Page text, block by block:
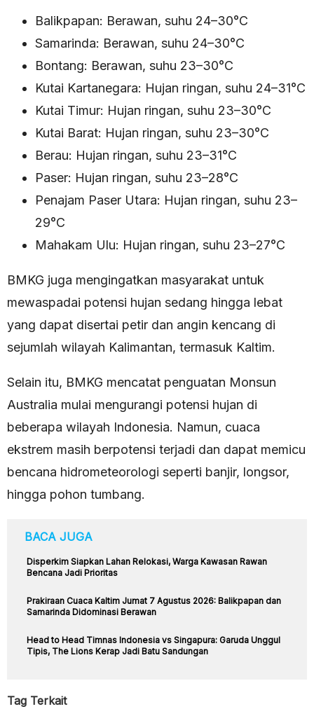
Balikpapan: Berawan, suhu 24–30°C
Samarinda: Berawan, suhu 24–30°C
Bontang: Berawan, suhu 23–30°C
Kutai Kartanegara: Hujan ringan, suhu 24–31°C
Kutai Timur: Hujan ringan, suhu 23–30°C
Kutai Barat: Hujan ringan, suhu 23–30°C
Berau: Hujan ringan, suhu 23–31°C
Paser: Hujan ringan, suhu 23–28°C
Penajam Paser Utara: Hujan ringan, suhu 23–
29°C
Mahakam Ulu: Hujan ringan, suhu 23–27°C
BMKG juga mengingatkan masyarakat untuk
mewaspadai potensi hujan sedang hingga lebat
yang dapat disertai petir dan angin kencang di
sejumlah wilayah Kalimantan, termasuk Kaltim.
Selain itu, BMKG mencatat penguatan Monsun
Australia mulai mengurangi potensi hujan di
beberapa wilayah Indonesia. Namun, cuaca
ekstrem masih berpotensi terjadi dan dapat memicu
bencana hidrometeorologi seperti banjir, longsor,
hingga pohon tumbang.
BACA JUGA
Disperkim Siapkan Lahan Relokasi, Warga Kawasan Rawan
Bencana Jadi Prioritas
Prakiraan Cuaca Kaltim Jumat 7 Agustus 2026: Balikpapan dan
Samarinda Didominasi Berawan
Head to Head Timnas Indonesia vs Singapura: Garuda Unggul
Tipis, The Lions Kerap Jadi Batu Sandungan
Tag Terkait